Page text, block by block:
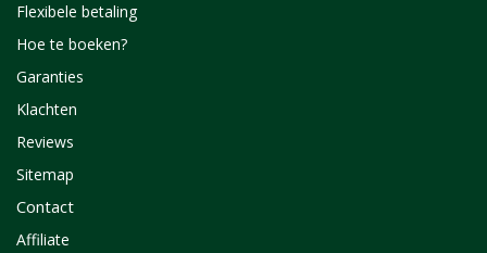
Flexibele betaling
Hoe te boeken?
Garanties
Klachten
Reviews
Sitemap
Contact
Affiliate